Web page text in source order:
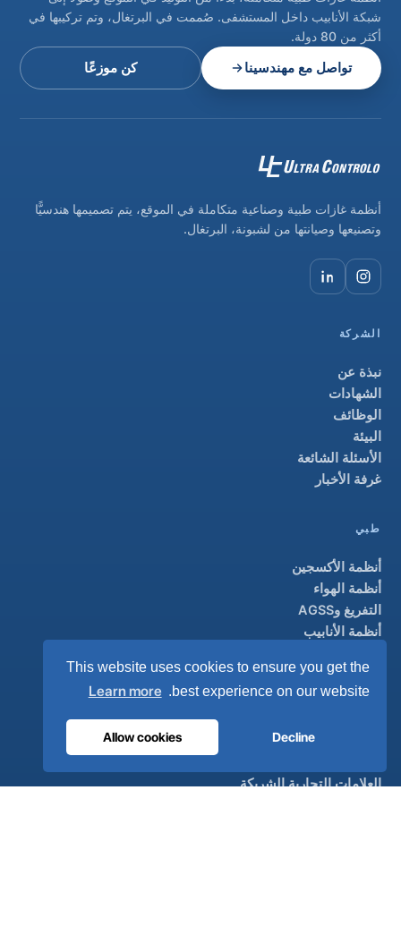
This website uses cookies to ensure you get the
best experience on our website.
Learn more
Decline
Allow cookies
شبكة الأنابيب داخل المستشفى. صُممت في البرتغال، وتم تركيبها في
أكثر من 80 دولة.
تواصل مع مهندسينا كن موزعًا
أنظمة غازات طبية وصناعية متكاملة في الموقع، يتم تصميمها هندسيًّا
وتصنيعها وصيانتها من لشبونة، البرتغال.
الشركة
نبذة عن
الشهادات
الوظائف
البيئة
الأسئلة الشائعة
غرفة الأخبار
طبي
أنظمة الأكسجين
أنظمة الهواء
التفريغ وAGSS
أنظمة الأنابيب
العلامات التجارية الشريكة